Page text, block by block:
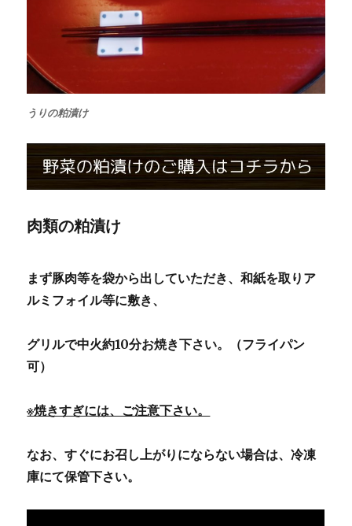
うりの粕漬け
肉類の粕漬け
まず豚肉等を袋から出していただき、和紙を取りア
ルミフォイル等に敷き、
グリルで中火約10分お焼き下さい。（フライパン
可）
※焼きすぎには、ご注意下さい。
なお、すぐにお召し上がりにならない場合は、冷凍
庫にて保管下さい。